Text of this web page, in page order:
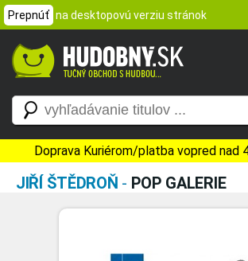
Prepnúť na desktopovú verziu stránok
Doprava Kuriérom/platba vopred nad
JIŘÍ ŠTĚDROŇ - POP GALERIE